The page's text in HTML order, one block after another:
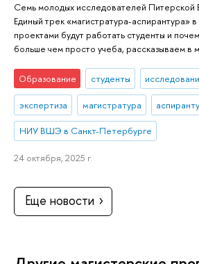
Семь молодых исследователей Питерской
Единый трек «магистратура-аспирантура»
проектами будут работать студенты и
больше чем просто учеба, рассказываем в
Образование студенты
экспертиза магистратура
НИУ ВШЭ в Санкт-Петербурге
24 октября, 2025 г.
Еще новости